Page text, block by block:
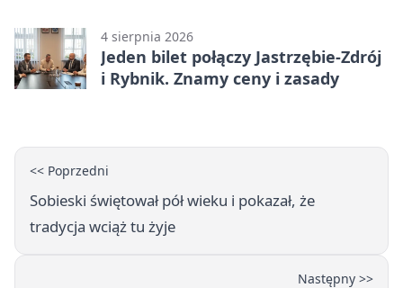
4 sierpnia 2026
Jeden bilet połączy Jastrzębie-Zdrój
i Rybnik. Znamy ceny i zasady
<< Poprzedni
Sobieski świętował pół wieku i pokazał, że
tradycja wciąż tu żyje
Następny >>